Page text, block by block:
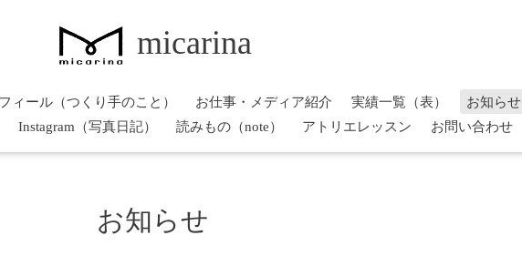
micarina
ィール（つくり手のこと） お仕事・メディア紹介 実績一覧（表）
お知らせ
Instagram（写真日記） 読みもの（note） アトリエレッスン お問い合わせ
お知らせ